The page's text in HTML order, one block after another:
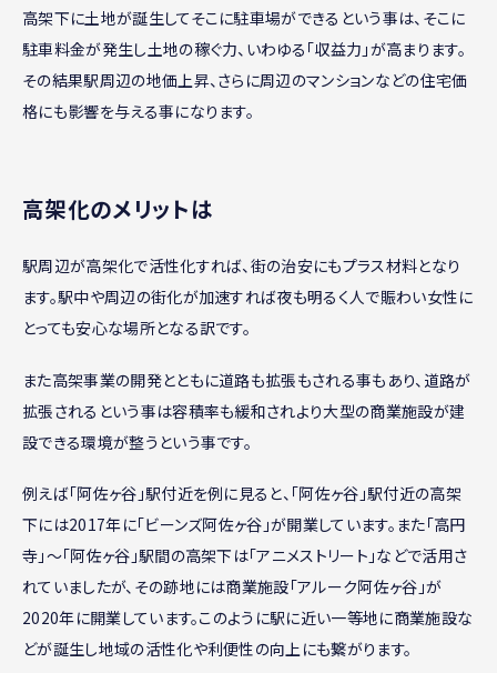
高架下に土地が誕生してそこに駐車場ができるという事は、そこに
駐車料金が発生し土地の稼ぐ力、いわゆる「収益力」が高まります。
その結果駅周辺の地価上昇、さらに周辺のマンションなどの住宅価
格にも影響を与える事になります。
高架化のメリットは
駅周辺が高架化で活性化すれば、街の治安にもプラス材料となり
ます。駅中や周辺の街化が加速すれば夜も明るく人で賑わい女性に
とっても安心な場所となる訳です。
また高架事業の開発とともに道路も拡張もされる事もあり、道路が
拡張されるという事は容積率も緩和されより大型の商業施設が建
設できる環境が整うという事です。
例えば「阿佐ヶ谷」駅付近を例に見ると、「阿佐ヶ谷」駅付近の高架
下には2017年に「ビーンズ阿佐ヶ谷」が開業しています。また「高円
寺」～「阿佐ヶ谷」駅間の高架下は「アニメストリート」などで活用さ
れていましたが、その跡地には商業施設「アルーク阿佐ヶ谷」が
2020年に開業しています。このように駅に近い一等地に商業施設な
どが誕生し地域の活性化や利便性の向上にも繋がります。